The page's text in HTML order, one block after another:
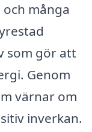
många
som gör att
Genom
värnar om
inverkan.